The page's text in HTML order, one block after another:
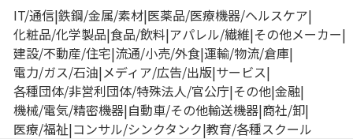
IT/通信 鉄鋼/金属/素材 医薬品/医療機器/ヘルスケア
化粧品/化学製品 食品/飲料 アパレル/繊維 その他メーカー
建設/不動産/住宅 流通/小売/外食 運輸/物流/倉庫
電力/ガス/石油 メディア/広告/出版 サービス
各種団体/非営利団体/特殊法人/官公庁 その他 金融
機械/電気/精密機器 自動車/その他輸送機器 商社/卸
医療/福祉 コンサル/シンクタンク 教育/各種スクール